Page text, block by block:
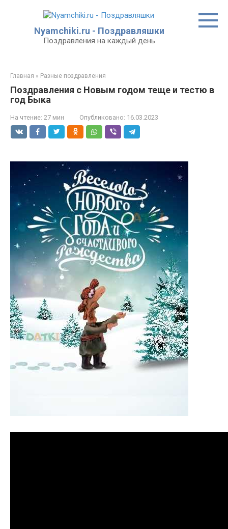
Nyamchiki.ru - Поздравляшки
Поздравления на каждый день
Главная » Разные поздравления
Поздравления с Новым годом теще и тестю в
год Быка
На чтение: 27 мин Опубликовано: 16.03.2023